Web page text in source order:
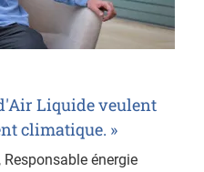
Liquide veulent
climatique. »
énergie